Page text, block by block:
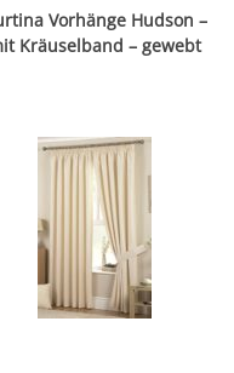
Vorhänge Hudson –
Kräuselband – gewebt